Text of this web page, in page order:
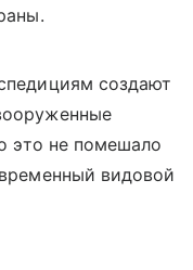
создают
это не помешало
видовой